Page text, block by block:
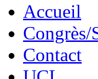
Accueil
Congrès/
Contact